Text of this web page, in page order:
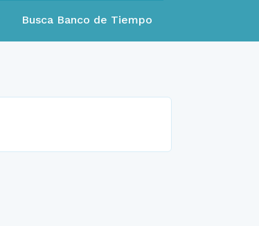
Busca Banco de Tiempo